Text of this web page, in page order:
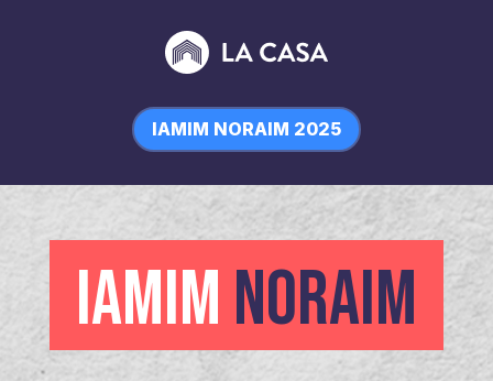
IAMIM NORAIM 2025
IAMIM NORAIM